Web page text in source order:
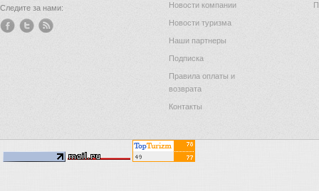
Следите за нами: Новости компании
Новости туризма
Наши партнеры
Подписка
Правила оплаты и
возврата
Контакты